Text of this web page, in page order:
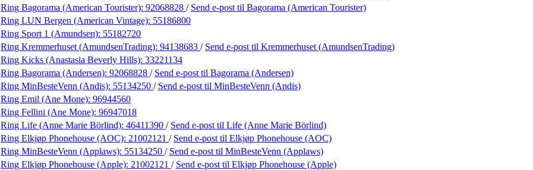
Ring Bagorama (American Tourister): 92068828 / Send e-post til Bagorama (American Tourister)
Ring LUN Bergen (American Vintage): 55186800
Ring Sport 1 (Amundsen): 55182720
Ring Kremmerhuset (AmundsenTrading): 94138683 / Send e-post til Kremmerhuset (AmundsenTrading)
Ring Kicks (Anastasia Beverly Hills): 33221134
Ring Bagorama (Andersen): 92068828 / Send e-post til Bagorama (Andersen)
Ring MinBesteVenn (Andis): 55134250 / Send e-post til MinBesteVenn (Andis)
Ring Emil (Ane Mone): 96944560
Ring Fellini (Ane Mone): 96947018
Ring Life (Anne Marie Börlind): 46411390 / Send e-post til Life (Anne Marie Börlind)
Ring Elkjøp Phonehouse (AOC): 21002121 / Send e-post til Elkjøp Phonehouse (AOC)
Ring MinBesteVenn (Applaws): 55134250 / Send e-post til MinBesteVenn (Applaws)
Ring Elkjøp Phonehouse (Apple): 21002121 / Send e-post til Elkjøp Phonehouse (Apple)